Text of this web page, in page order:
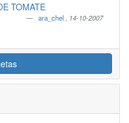
TOMATE
ara_chel 14-10-2007